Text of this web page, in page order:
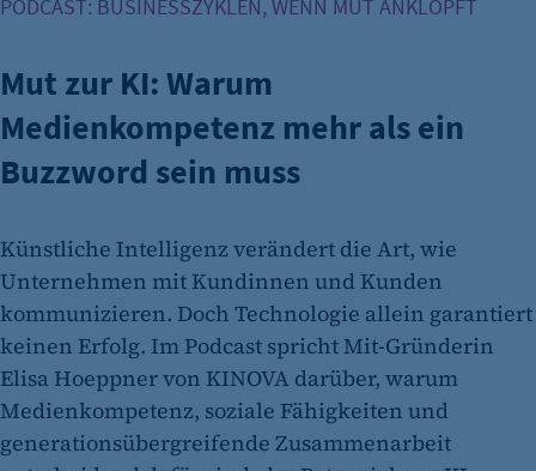
PODCAST: BUSINESSZYKLEN, WENN MUT ANKLOPFT
Mut zur KI: Warum
Medienkompetenz mehr als ein
Buzzword sein muss
Künstliche Intelligenz verändert die Art, wie
Unternehmen mit Kundinnen und Kunden
kommunizieren. Doch Technologie allein garantiert
keinen Erfolg. Im Podcast spricht Mit-Gründerin
Elisa Hoeppner von KINOVA darüber, warum
Medienkompetenz, soziale Fähigkeiten und
generationsübergreifende Zusammenarbeit